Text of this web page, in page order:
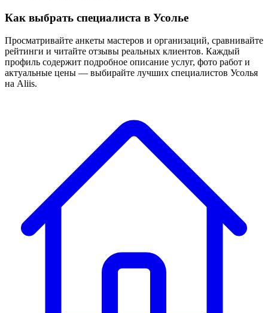
Как выбрать специалиста в Усолье
Просматривайте анкеты мастеров и организаций, сравнивайте
рейтинги и читайте отзывы реальных клиентов. Каждый
профиль содержит подробное описание услуг, фото работ и
актуальные цены — выбирайте лучших специалистов Усолья
на Aliis.